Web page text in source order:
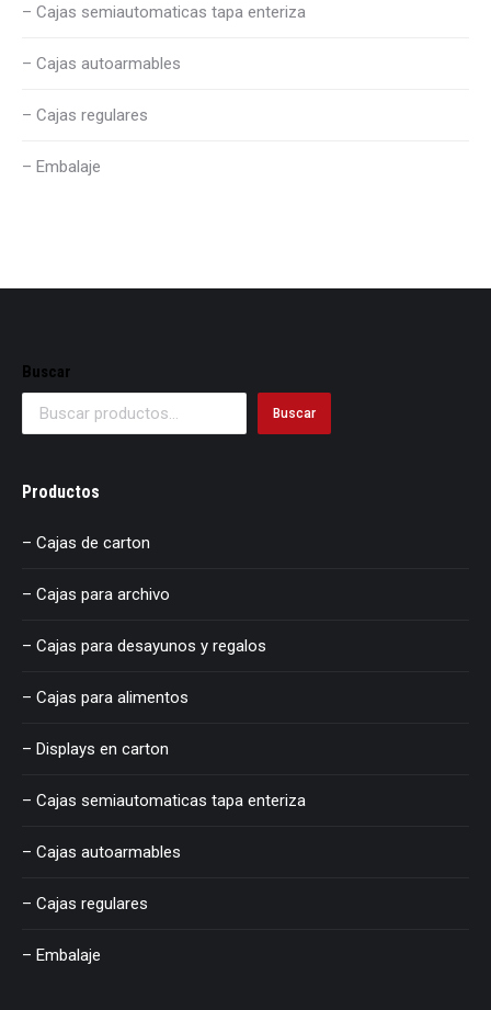
– Cajas semiautomaticas tapa enteriza
– Cajas autoarmables
– Cajas regulares
– Embalaje
Buscar
Buscar
Productos
– Cajas de carton
– Cajas para archivo
– Cajas para desayunos y regalos
– Cajas para alimentos
– Displays en carton
– Cajas semiautomaticas tapa enteriza
– Cajas autoarmables
– Cajas regulares
– Embalaje